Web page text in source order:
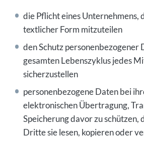
die Pflicht eines Unternehmens,
textlicher Form mitzuteilen
den Schutz personenbezogener
gesamten Lebenszyklus jedes
sicherzustellen
personenbezogene Daten bei
elektronischen Übertragung,
Speicherung davor zu schützen,
Dritte sie lesen, kopieren oder